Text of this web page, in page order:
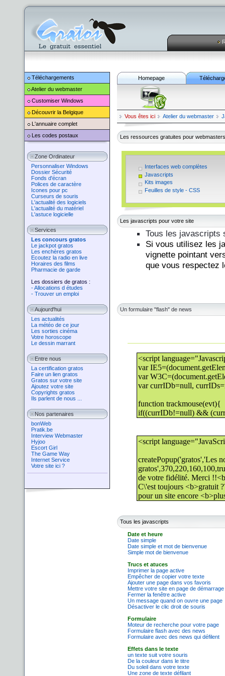
Téléchargements
Atelier du webmaster
Customiser Windows
Découvrir la Belgique
L'annuaire complet
Les codes postaux
Zone Ordinateur
Personnaliser Windows
Dossier Sécurité
Fonds d'écran
Polices de caractère
Icones pour pc
Curseurs de souris
L'actualité des logiciels
L'actualité du matériel
L'astuce logicielle
Services
Les concours gratos
Le jackpot gratos
Les enchères gratos
Ecoutez la radio en live
Horaires des films
Pharmacie de garde
Les dossiers de gratos :
- Allocations d études
- Trouver un emploi
Aujourd'hui
Les actualités
La météo de ce jour
Les sorties cinéma
Votre horoscope
Le dessin marrant
Entre nous
La certification gratos
Faire un lien gratos
Gratos sur votre site
Ajoutez votre site
Copyrights gratos
Ils parlent de nous ...
Nos partenaires
bonWeb
Pratik.be
Interview Webmaster
Hyjoo
Escort Girl
The Game Way
Internet Service
Votre site ici ?
Homepage
Vous êtes ici Atelier du webmaster
Les ressources gratuites pour webmasters
Interfaces web complètes
Javascripts
Kits images
Feuilles de style - CSS
Les javascripts pour votre site
Tous les javascripts
Si vous utilisez les
vignette pointant
que vous respectez
Un formulaire "flash" de news
Tous les javascripts
Date et heure
Date simple
Date simple et mot de bienvenue
Simple mot de bienvenue
Trucs et atuces
Imprimer la page active
Empêcher de copier votre texte
Ajouter une page dans vos favoris
Mettre votre site en page de démarrage
Fermer la fenêtre active
Un message quand on ouvre une page
Désactiver le clic droit de souris
Formulaire
Moteur de recherche pour votre page
Formulaire flash avec des news
Formulaire avec des news qui défilent
Effets dans le texte
un texte suit votre souris
De la couleur dans le titre
Du soleil dans votre texte
Une zone de texte défilant